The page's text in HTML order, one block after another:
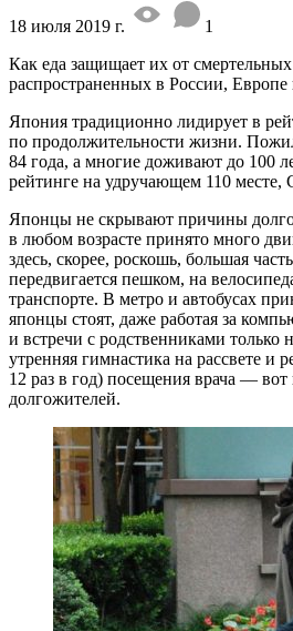
18 июля 2019 г.
1
Как еда защищает их от смертельных
распространенных в России,
Япония традиционно лидирует в
по продолжительности жизни.
84 года, а многие доживают до 100
рейтинге на удручающем 110
Японцы не скрывают причины
в любом возрасте принято много
здесь, скорее, роскошь, большая
передвигается пешком, на
транспорте. В метро и автобусах
японцы стоят, даже работая за
и встречи с родственниками только
утренняя гимнастика на рассвете и
12 раз в год) посещения врача —
долгожителей.